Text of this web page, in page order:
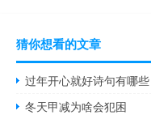
猜你想看的文章
过年开心就好诗句有哪些
冬天甲减为啥会犯困